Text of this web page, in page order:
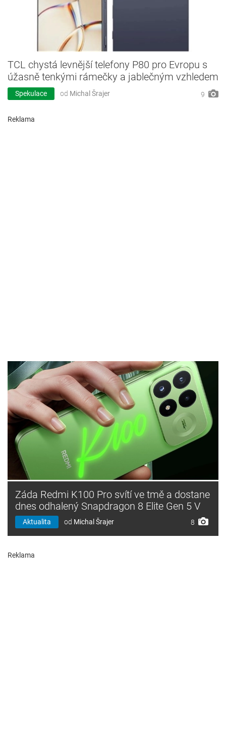
TCL chystá levnější telefony P80 pro Evropu s
úžasně tenkými rámečky a jablečným vzhledem
Spekulace od Michal Šrajer 9
Reklama
Záda Redmi K100 Pro svítí ve tmě a dostane
dnes odhalený Snapdragon 8 Elite Gen 5 V
Aktualita od Michal Šrajer 8
Reklama